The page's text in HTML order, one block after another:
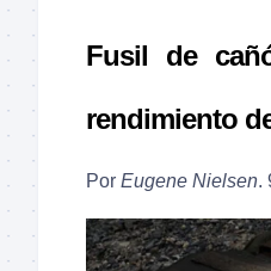
Fusil de
rendimiento
Por Eugene Nielsen.